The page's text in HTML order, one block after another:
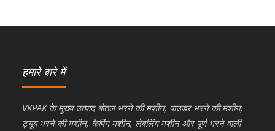
हमारे बारे में
VKPAK के मुख्य उत्पाद बोतल भरने की मशीन, पाउडर भरने की मशीन,
ट्यूब भरने की मशीन, कैपिंग मशीन, लेबलिंग मशीन और पूर्ण भरने वाली